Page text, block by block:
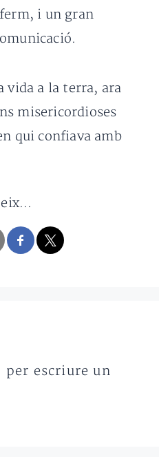
i un gran
vida a la terra, ara
misericordioses
qui confiava amb
per escriure un